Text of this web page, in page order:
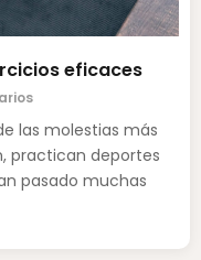
eficaces
las molestias más
practican deportes
pasado muchas